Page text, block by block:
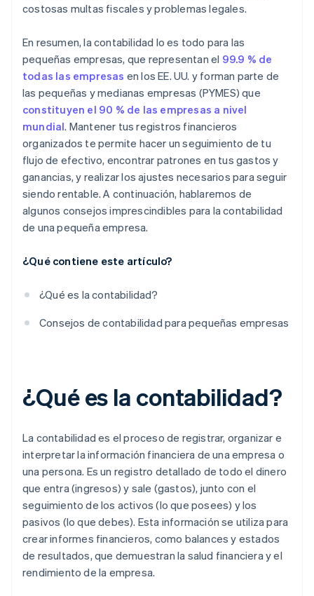
costosas multas fiscales y problemas legales.
En resumen, la contabilidad lo es todo para las
pequeñas empresas, que representan el 99.9 % de
todas las empresas en los EE. UU. y forman parte de
las pequeñas y medianas empresas (PYMES) que
constituyen el 90 % de las empresas a nivel
mundial. Mantener tus registros financieros
organizados te permite hacer un seguimiento de tu
flujo de efectivo, encontrar patrones en tus gastos y
ganancias, y realizar los ajustes necesarios para seguir
siendo rentable. A continuación, hablaremos de
algunos consejos imprescindibles para la contabilidad
de una pequeña empresa.
¿Qué contiene este artículo?
¿Qué es la contabilidad?
Consejos de contabilidad para pequeñas empresas
¿Qué es la contabilidad?
La contabilidad es el proceso de registrar, organizar e
interpretar la información financiera de una empresa o
una persona. Es un registro detallado de todo el dinero
que entra (ingresos) y sale (gastos), junto con el
seguimiento de los activos (lo que posees) y los
pasivos (lo que debes). Esta información se utiliza para
crear informes financieros, como balances y estados
de resultados, que demuestran la salud financiera y el
rendimiento de la empresa.